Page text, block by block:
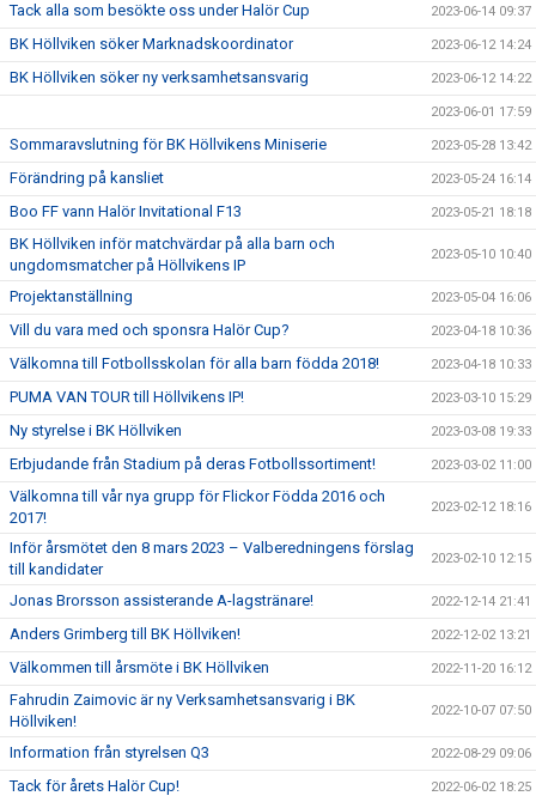
Tack alla som besökte oss under Halör Cup 2023-06-14 09:37
BK Höllviken söker Marknadskoordinator 2023-06-12 14:24
BK Höllviken söker ny verksamhetsansvarig 2023-06-12 14:22
2023-06-01 17:59
Sommaravslutning för BK Höllvikens Miniserie 2023-05-28 13:42
Förändring på kansliet 2023-05-24 16:14
Boo FF vann Halör Invitational F13 2023-05-21 18:18
BK Höllviken inför matchvärdar på alla barn och
ungdomsmatcher på Höllvikens IP
2023-05-10 10:40
Projektanställning 2023-05-04 16:06
Vill du vara med och sponsra Halör Cup? 2023-04-18 10:36
Välkomna till Fotbollsskolan för alla barn födda 2018! 2023-04-18 10:33
PUMA VAN TOUR till Höllvikens IP! 2023-03-10 15:29
Ny styrelse i BK Höllviken 2023-03-08 19:33
Erbjudande från Stadium på deras Fotbollssortiment! 2023-03-02 11:00
Välkomna till vår nya grupp för Flickor Födda 2016 och
2017!
2023-02-12 18:16
Inför årsmötet den 8 mars 2023 – Valberedningens förslag
till kandidater
2023-02-10 12:15
Jonas Brorsson assisterande A-lagstränare! 2022-12-14 21:41
Anders Grimberg till BK Höllviken! 2022-12-02 13:21
Välkommen till årsmöte i BK Höllviken 2022-11-20 16:12
Fahrudin Zaimovic är ny Verksamhetsansvarig i BK
Höllviken!
2022-10-07 07:50
Information från styrelsen Q3 2022-08-29 09:06
Tack för årets Halör Cup! 2022-06-02 18:25